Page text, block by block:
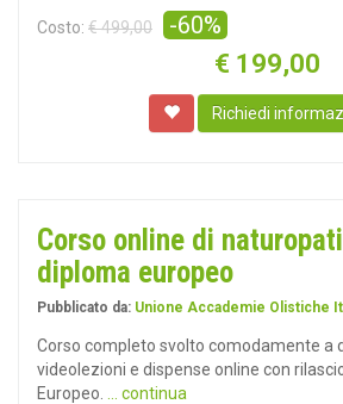
Costo: € 499,00 -60%
€ 199,00
Richiedi
Corso online di
diploma europeo
Pubblicato da: Unione Accademie Olistiche
Corso completo svolto comodamente a
videolezioni e dispense online con
Europeo.
... continua